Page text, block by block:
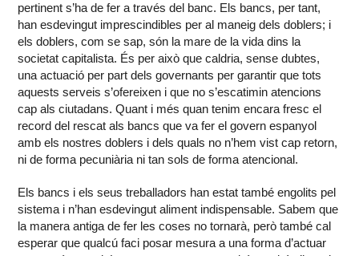
pertinent s’ha de fer a través del banc. Els bancs, per tant,
han esdevingut imprescindibles per al maneig dels doblers; i
els doblers, com se sap, són la mare de la vida dins la
societat capitalista. És per això que caldria, sense dubtes,
una actuació per part dels governants per garantir que tots
aquests serveis s’ofereixen i que no s’escatimin atencions
cap als ciutadans. Quant i més quan tenim encara fresc el
record del rescat als bancs que va fer el govern espanyol
amb els nostres doblers i dels quals no n’hem vist cap retorn,
ni de forma pecuniària ni tan sols de forma atencional.
Els bancs i els seus treballadors han estat també engolits pel
sistema i n’han esdevingut aliment indispensable. Sabem que
la manera antiga de fer les coses no tornarà, però també cal
esperar que qualcú faci posar mesura a una forma d’actuar